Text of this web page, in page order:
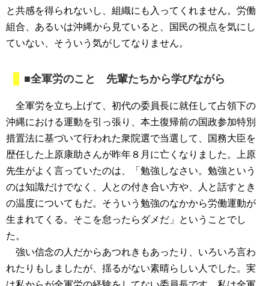
と共感を得られないし、組織にも入ってくれません。労働
組合、あるいは沖縄から見ていると、国民の視点を気にし
ていない、そういう気がしてなりません。
■全軍労のこと 先輩たちから学びながら
全軍労を立ち上げて、初代の委員長に就任して占領下の
沖縄における運動を引っ張り、本土復帰前の国政参加特別
措置法に基づいて行われた衆院選で当選して、国務大臣を
歴任した上原康助さんが昨年８月に亡くなりました。上原
先生がよく言っていたのは、「勉強しなさい。勉強という
のは知識だけでなく、人との付き合い方や、人と話すとき
の温度についてもだ。そういう勉強のなかから労働運動が
生まれてくる。そこを怠ったらダメだ」ということでし
た。
強い信念の人だからあつれきもあったり、いろいろ言わ
れたりもしましたが、揺るがない素晴らしい人でした。実